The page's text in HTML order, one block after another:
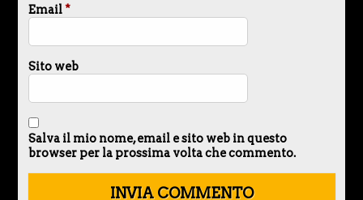
Email*
Sito web
Salva il mio nome, email e sito web in questo
browser per la prossima volta che commento.